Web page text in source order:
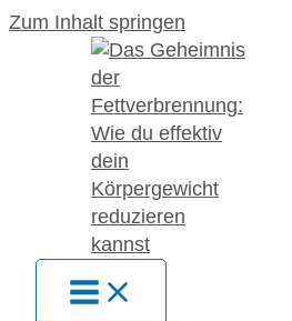
Zum Inhalt springen